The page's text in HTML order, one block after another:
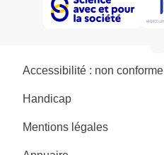
Accessibilité : non conforme
Handicap
Mentions légales